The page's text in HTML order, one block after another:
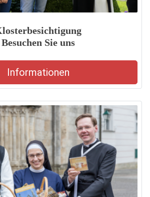
Besuchen Sie uns
Informationen